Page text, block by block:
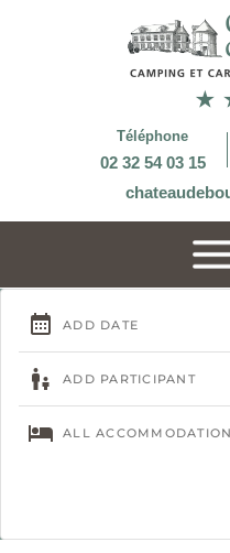
Téléphone
02 32 54 03 15